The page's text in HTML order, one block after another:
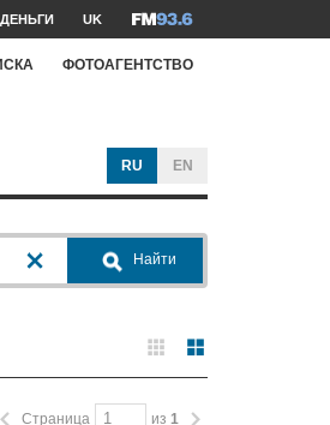
ДЕНЬГИ UK
ФОТОАГЕНТСТВО
RU EN
Найти
Страница из 1